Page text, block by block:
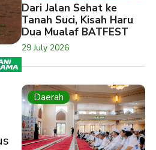
Dari Jalan Sehat ke
Tanah Suci, Kisah Haru
Dua Mualaf BATFEST
29 July 2026
Daerah